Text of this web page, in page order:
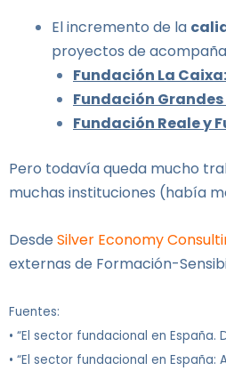
El incremento de la
proyectos de
Fundación La
Fundación
Fundación Reale y
Pero todavía queda mucho
muchas instituciones (había
Desde Silver Economy
externas de Formación-
Fuentes:
• “El sector fundacional en
• “El sector fundacional en